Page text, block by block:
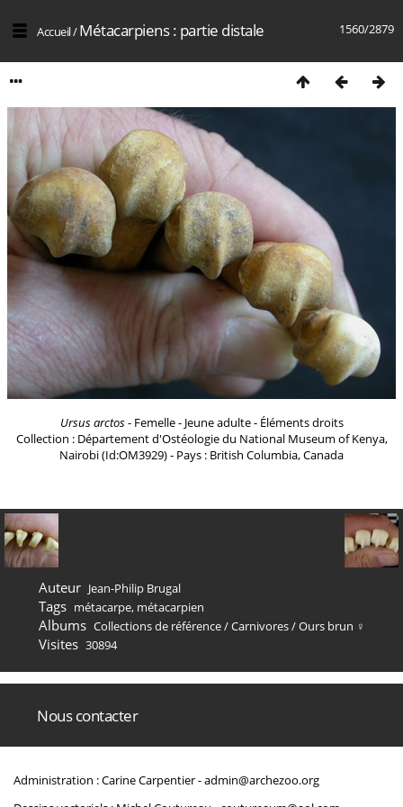
1560/2879
Accueil/Métacarpiens : partie distale
Ursus arctos- Femelle - Jeune adulte - Éléments droits
Collection : Département d'Ostéologie du National Museum of Kenya,
Nairobi (Id:OM3929) - Pays : British Columbia, Canada
Auteur Jean-Philip Brugal
Tags métacarpe, métacarpien
Albums Collections de référence/Carnivores/Ours brun ♀
Visites 30894
Nous contacter
Administration : Carine Carpentier -admin@archezoo.org